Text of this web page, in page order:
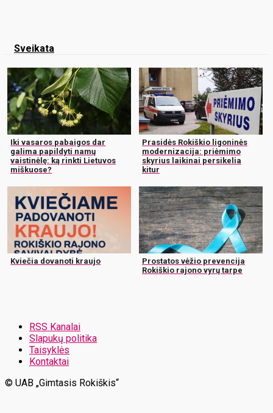
Sveikata
Iki vasaros pabaigos dar
galima papildyti namų
vaistinėlę: ką rinkti Lietuvos
miškuose?
Prasidės Rokiškio ligoninės
modernizacija: priėmimo
skyrius laikinai persikelia
kitur
Kviečia dovanoti kraujo
Prostatos vėžio prevencija
Rokiškio rajono vyrų tarpe
RSS Kanalai
Slapukų politika
Taisyklės
Kontaktai
© UAB „Gimtasis Rokiškis“